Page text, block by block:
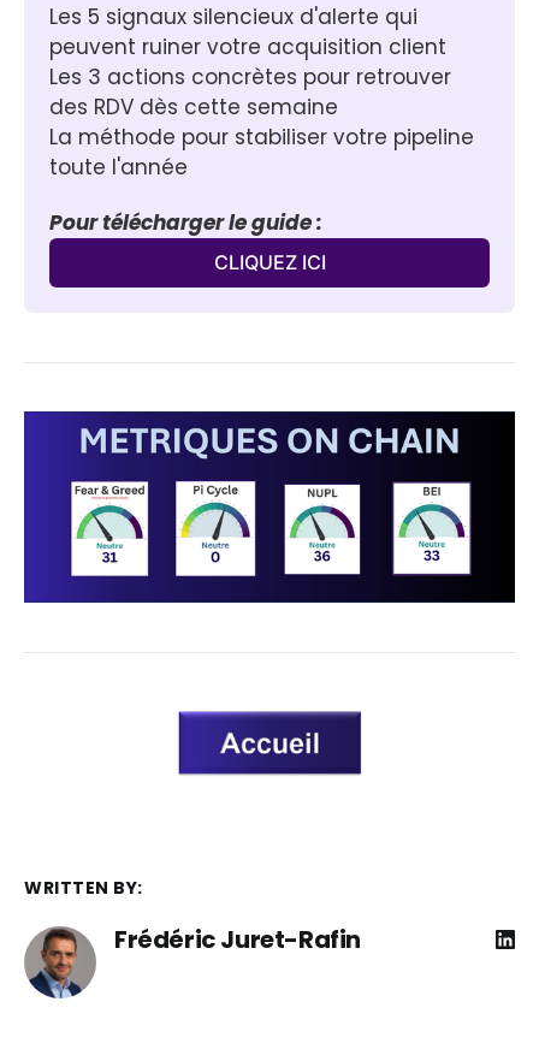
Les 5 signaux silencieux d'alerte qui
peuvent ruiner votre acquisition client
Les 3 actions concrètes pour retrouver
des RDV dès cette semaine
La méthode pour stabiliser votre pipeline
toute l'année
Pour télécharger le guide :
CLIQUEZ ICI
WRITTEN BY:
Frédéric Juret-Rafin